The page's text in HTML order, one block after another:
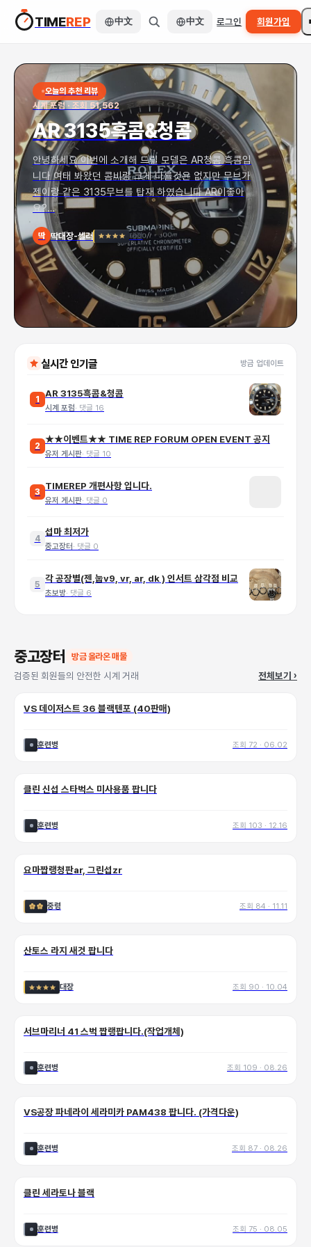
TIMEREP 리뷰 현지셀러 중고장터 유저 게시판 산
中文 中文 로그인 회원가입
오늘의 추천 리뷰
시계 포럼· 조회 51,562
AR 3135흑콤&청콤
안녕하세요 이번에 소개해 드릴 모델은 AR청콤 흑콤입
니다 여태 봐왔던 콤비랑 크게 다를것은 없지만 무브가
젠이랑 같은 3135무브를 탑재 하였습니다 AR이좋아
요?…
딱 딱대장-셀러 대장
실시간 인기글 방금 업데이트
1
AR 3135흑콤&청콤
시계 포럼· 댓글 16
2
★★이벤트★★ TIME REP FORUM OPEN EVENT 공지
유저 게시판· 댓글 10
3
TIMEREP 개편사항 입니다.
유저 게시판· 댓글 0
4
섭마 최저가
중고장터 · 댓글 0
5
각 공장별(젠,눕v9, vr, ar, dk ) 인서트 삼각점 비교
초보방· 댓글 6
중고장터 방금 올라온 매물
검증된 회원들의 안전한 시계 거래 전체보기 ›
VS 데이저스트 36 블랙텐포 (40판매)
훈련병 조회 72 · 06.02
클린 신섭 스타벅스 미사용품 팝니다
훈련병 조회 103 · 12.16
요마짭랭청판ar, 그린섭zr
중령 조회 84 · 11.11
산토스 라지 새것 팝니다
대장 조회 90 · 10.04
서브마리너 41 스벅 짭랭팝니다.(작업개체)
훈련병 조회 109 · 08.26
VS공장 파네라이 세라미카 PAM438 팝니다. (가격다운)
훈련병 조회 87 · 08.26
클린 세라토나 블랙
훈련병 조회 75 · 08.05